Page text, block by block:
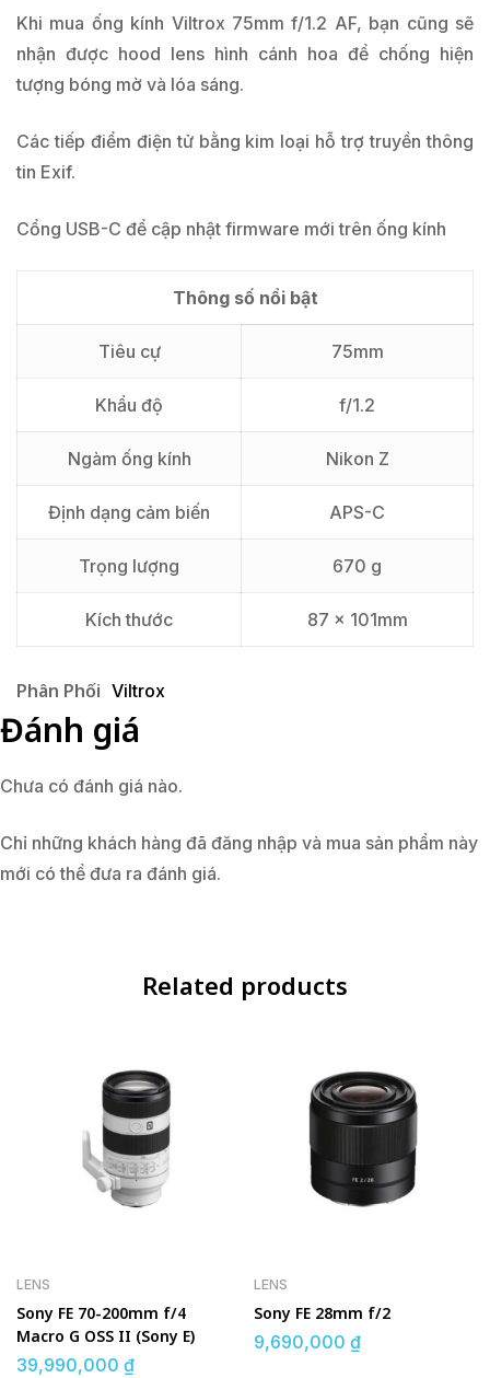
Khi mua ống kính Viltrox 75mm f/1.2 AF, bạn cũng sẽ
nhận được hood lens hình cánh hoa để chống hiện
tượng bóng mờ và lóa sáng.
Các tiếp điểm điện tử bằng kim loại hỗ trợ truyền thông
tin Exif.
Cổng USB-C để cập nhật firmware mới trên ống kính
Thông số nổi bật
Tiêu cự 75mm
Khẩu độ f/1.2
Ngàm ống kính Nikon Z
Định dạng cảm biến APS-C
Trọng lượng 670 g
Kích thước 87 x 101mm
Phân Phối Viltrox
Đánh giá
Chưa có đánh giá nào.
Chỉ những khách hàng đã đăng nhập và mua sản phẩm này
mới có thể đưa ra đánh giá.
Related products
LENS
Sony FE 70-200mm f/4
Macro G OSS II (Sony E)
39,990,000 ₫
LENS
Sony FE 28mm f/2
9,690,000 ₫